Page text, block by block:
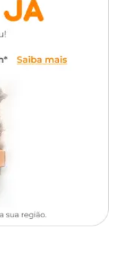
usado como um bocal
de potássio,
Surfactante não